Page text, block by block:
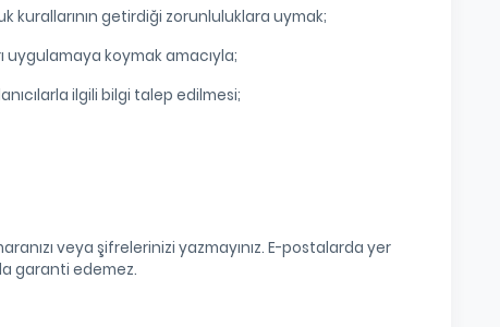
kurallarının getirdiği zorunluluklara uymak;
uygulamaya koymak amacıyla;
ilgili bilgi talep edilmesi;
veya şifrelerinizi yazmayınız. E-postalarda yer
garanti edemez.